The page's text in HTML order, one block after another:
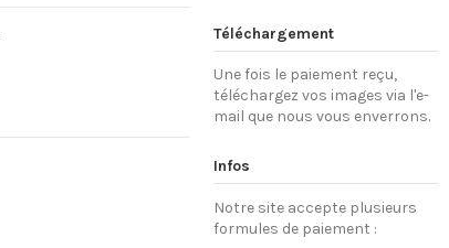
Téléchargement
Une fois le paiement reçu,
téléchargez vos images via l'e-
mail que nous vous enverrons.
Infos
Notre site accepte plusieurs
formules de paiement :